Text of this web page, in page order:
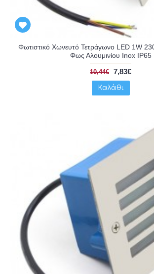
Φωτιστικό Χωνευτό Τετράγωνο LED 1W
Φως Αλουμινίου Inox IP65
10,44€ 7,83€
Καλάθι